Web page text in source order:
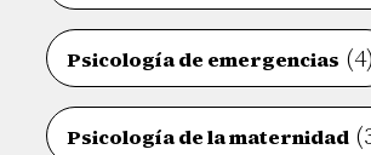
Psicología de emergencias (4)
Psicología de la maternidad